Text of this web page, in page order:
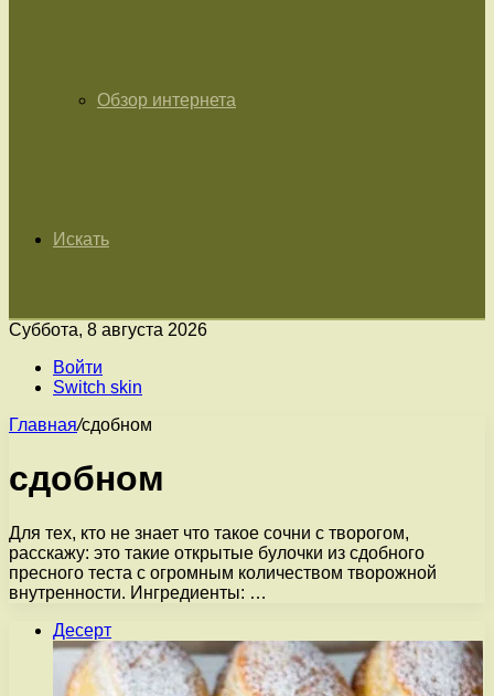
Обзор интернета
Искать
Суббота, 8 августа 2026
Войти
Switch skin
Главная/сдобном
сдобном
Для тех, кто не знает что такое сочни с творогом,
расскажу: это такие открытые булочки из сдобного
пресного теста с огромным количеством творожной
внутренности. Ингредиенты: …
Десерт